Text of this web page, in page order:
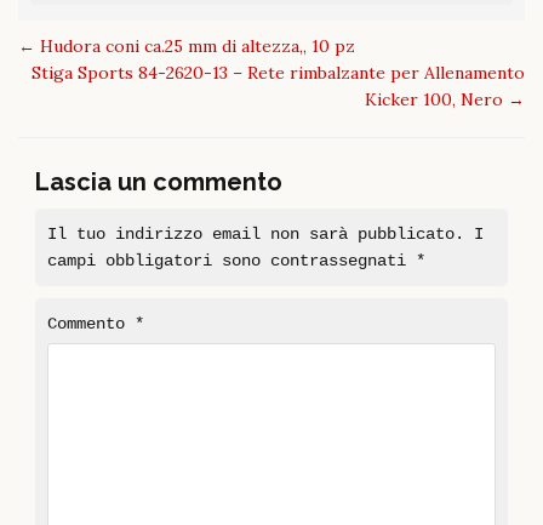
Post
navigation
← Hudora coni ca.25 mm di altezza,, 10 pz
Stiga Sports 84-2620-13 – Rete rimbalzante per Allenamento
Kicker 100, Nero →
Lascia un commento
Il tuo indirizzo email non sarà pubblicato.
I
campi obbligatori sono contrassegnati *
Commento *